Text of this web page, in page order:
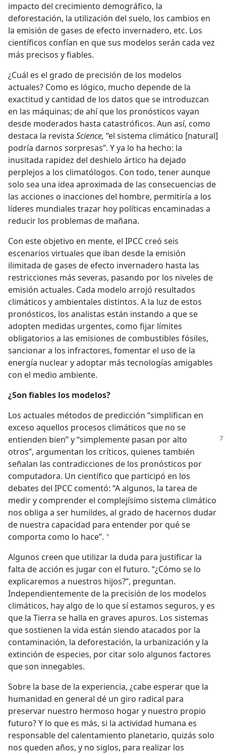
impacto del crecimiento demográfico, la
deforestación, la utilización del suelo, los cambios en
la emisión de gases de efecto invernadero, etc. Los
científicos confían en que sus modelos serán cada vez
más precisos y fiables.
¿Cuál es el grado de precisión de los modelos
actuales? Como es lógico, mucho depende de la
exactitud y cantidad de los datos que se introduzcan
en las máquinas; de ahí que los pronósticos vayan
desde moderados hasta catastróficos. Aun así, como
destaca la revista Science, “el sistema climático [natural]
podría darnos sorpresas”. Y ya lo ha hecho: la
inusitada rapidez del deshielo ártico ha dejado
perplejos a los climatólogos. Con todo, tener aunque
solo sea una idea aproximada de las consecuencias de
las acciones o inacciones del hombre, permitiría a los
líderes mundiales trazar hoy políticas encaminadas a
reducir los problemas de mañana.
Con este objetivo en mente, el IPCC creó seis
escenarios virtuales que iban desde la emisión
ilimitada de gases de efecto invernadero hasta las
restricciones más severas, pasando por los niveles de
emisión actuales. Cada modelo arrojó resultados
climáticos y ambientales distintos. A la luz de estos
pronósticos, los analistas están instando a que se
adopten medidas urgentes, como fijar límites
obligatorios a las emisiones de combustibles fósiles,
sancionar a los infractores, fomentar el uso de la
energía nuclear y adoptar más tecnologías amigables
con el medio ambiente.
¿Son fiables los modelos?
Los actuales métodos de predicción “simplifican en
exceso aquellos procesos climáticos que no se
entienden bien” y “simplemente pasan poralto
otros”, argumentan los críticos, quienes también
señalan las contradicciones de los pronósticos por
computadora. Un científico que participó en los
debates del IPCC comentó: “A algunos, la tarea de
medir y comprender el complejísimo sistema climático
nos obliga a ser humildes, al grado de hacernos dudar
de nuestra capacidad para entender por qué se
comporta como lo hace”. *
Algunos creen que utilizar la duda para justificar la
falta de acción es jugar con el futuro. “¿Cómo se lo
explicaremos a nuestros hijos?”, preguntan.
Independientemente de la precisión de los modelos
climáticos, hay algo de lo que sí estamos seguros, y es
que la Tierra se halla en graves apuros. Los sistemas
que sostienen la vida están siendo atacados por la
contaminación, la deforestación, la urbanización y la
extinción de especies, por citar solo algunos factores
que son innegables.
Sobre la base de la experiencia, ¿cabe esperar que la
humanidad en general dé un giro radical para
preservar nuestro hermoso hogar y nuestro propio
futuro? Y lo que es más, si la actividad humana es
responsable del calentamiento planetario, quizás solo
nos queden años, y no siglos, para realizar los